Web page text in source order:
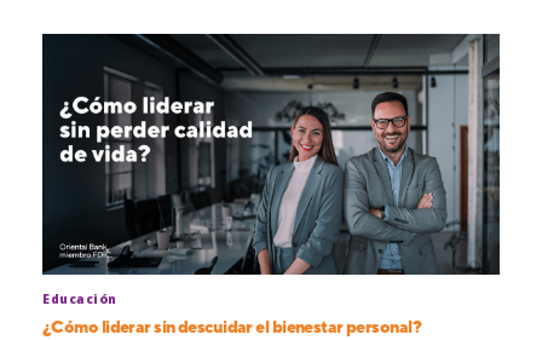
Educación
¿Cómo liderar sin descuidar el bienestar personal?